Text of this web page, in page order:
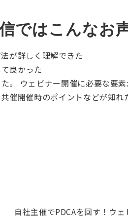
ではこんなお
が詳しく理解できた
良かった
。 ウェビナー開催に必要な要
催開催時のポイントなどが知れ
自社主催でPDCAを回す！ウ